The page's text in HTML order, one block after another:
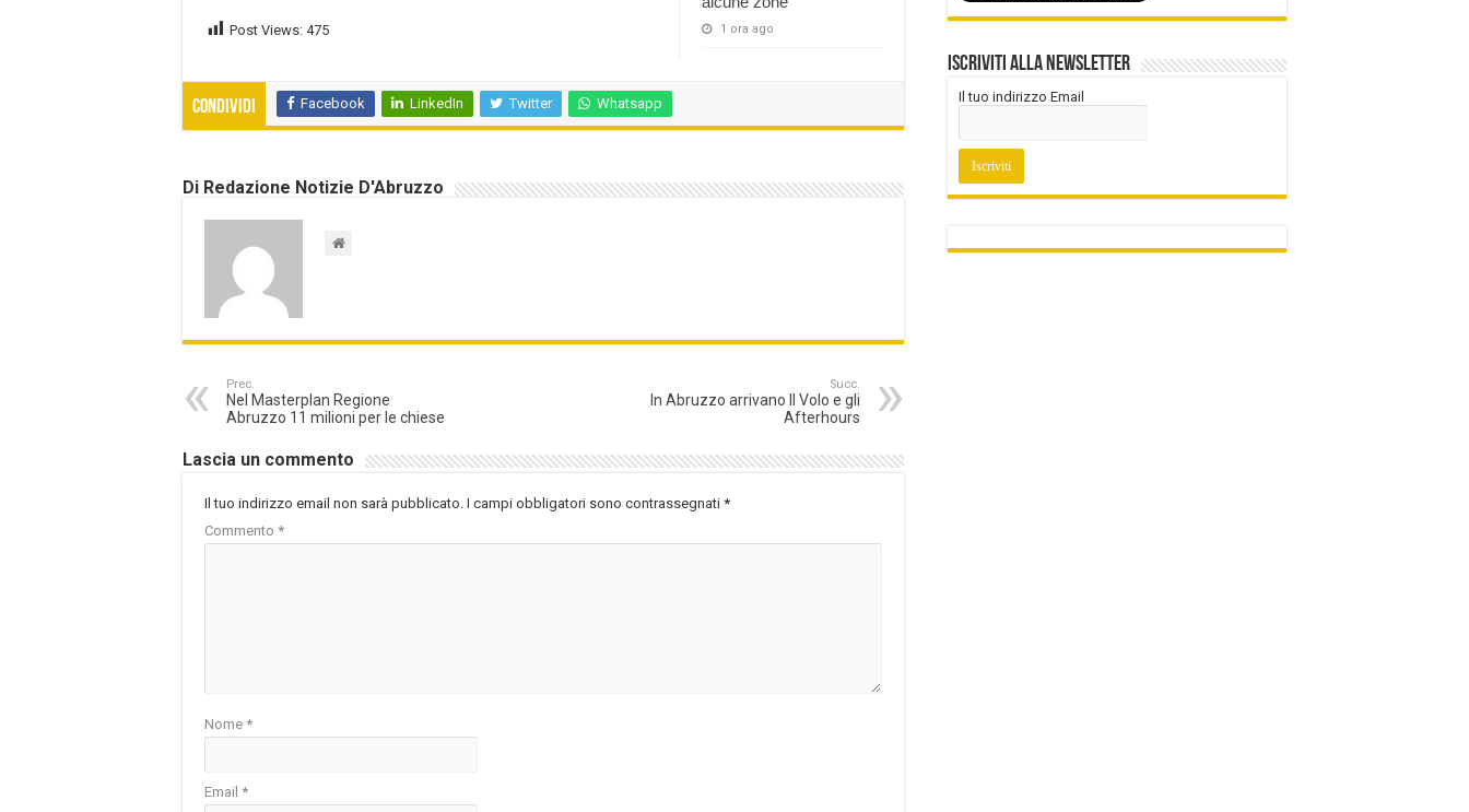
1 ora ago
Post Views: 475
Condividi Facebook LinkedIn Twitter Whatsapp
Di Redazione Notizie D'Abruzzo
Prec.
Nel Masterplan Regione
Abruzzo 11 milioni per le chiese
Succ.
In Abruzzo arrivano Il Volo e gli
Afterhours
Lascia un commento
Il tuo indirizzo email non sarà pubblicato. I campi obbligatori sono contrassegnati *
Commento *
Nome *
Email *
Iscriviti alla Newsletter
Il tuo indirizzo Email